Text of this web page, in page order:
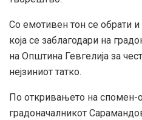
Со емотивен тон се обрати
која се заблагодари на
на Општина Гевгелија за
нејзиниот татко.
По откривањето на спомен-
градоначалникот